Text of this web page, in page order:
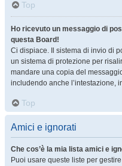
Top
Ho ricevuto un messaggio di
questa Board!
Ci dispiace. Il sistema di invio di
un sistema di protezione per
mandare una copia del
includendo anche l’intestazione,
Top
Amici e ignorati
Che cos’è la mia lista amici e
Puoi usare queste liste per